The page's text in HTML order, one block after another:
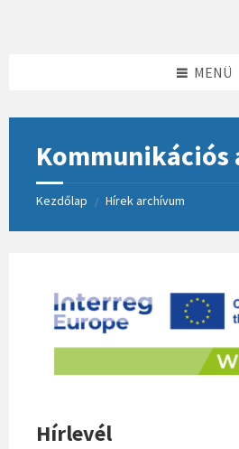
MENÜ
Kommunikációs
Kezdőlap / Hírek archívum
Hírlevél